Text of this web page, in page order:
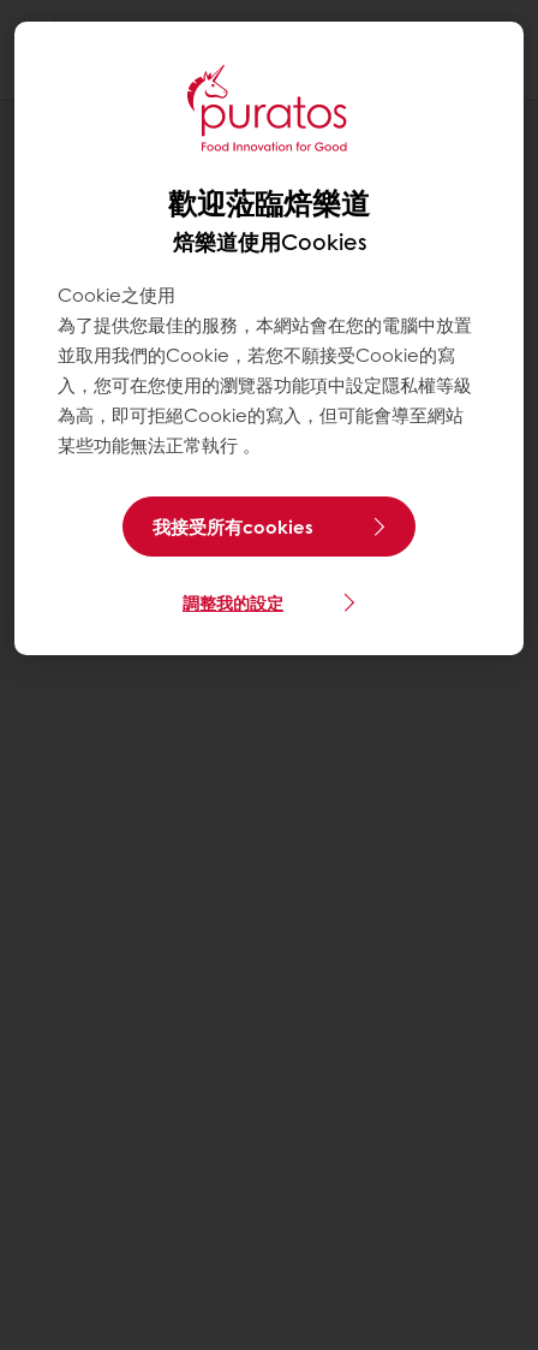
我們對永續發展的承諾
社區
歡迎蒞臨焙樂道
焙樂道使用Cookies
Cookie之使用
為了提供您最佳的服務，本網站會在您的電腦中放置
並取用我們的Cookie，若您不願接受Cookie的寫
入，您可在您使用的瀏覽器功能項中設定隱私權等級
為高，即可拒絕Cookie的寫入，但可能會導至網站
某些功能無法正常執行 。
我接受所有cookies
調整我的設定